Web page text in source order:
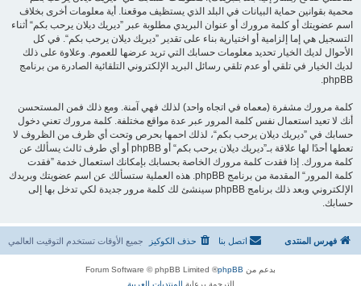
محمية بقوانين حماية البيانات في البلد الذي يستظيف موقعنا. أية معلومات أخرى بخلاف
اسم عضويتك أو كلمة مرورك أو عنوان البريدي مطلوبة عبر ”ديريك ديلان يرحب بكم“ أثناء
التسجيل هي إما إلزامية أو اختيارية بناء على تقدير ”ديريك ديلان يرحب بكم“. في كل
الأحوال لديك الخيار تحديد معلومات حسابك التي تريد عرضها للعموم. وعلاوة على ذلك
لديك الخيار في تلقي أو عدم تلقي رسائل البريد الإلكتروني التلقائية الصادرة من برنامج
phpBB.
كلمة مرورك مشفرة (معماه في اتجاه واحد) لذلك فهي آمنة. ومع ذلك فمن المستحسن
أنك لا تعيد استعمال نفس كلمة المرور عبر عدة مواقع مختلفة. كلمة مرورك تعني دخول
حسابك في ”ديريك ديلان يرحب بكم“، لذلك احمها بحرص وتحت أي ظرف من الظروف لا
تعطها أحدًا لها علاقة بـ”ديريك ديلان يرحب بكم“ أو phpBB أو أي طرف ثالث يسألك عن
كلمة مرورك. إذا فقدت كلمة مرورك الخاصة بحسابك بإمكانك استعمال خدمة ”فقدت
كلمة المرور“ المقدمة من برنامج phpBB. هذه العملية ستسألك عن اسم عضويتك وبريدك
الإلكتروني وبعد ذلك برنامج phpBB سينشئ لك كلمة مرور جديدة لكي تدخل بها إلى
حسابك.
فهرس المنتدى جميع الأوقات تستخدم التوقيت العالمي حذف الكوكيز اتصل بنا
بدعم من phpBB
® Forum Software © phpBB Limited
الترجمة برعاية المنتديات العربية